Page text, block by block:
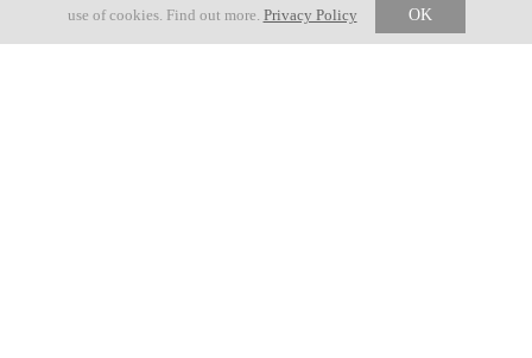
use of cookies. Find out more. Privacy Policy OK
Se preferisci che Google Analytics non utilizzi i